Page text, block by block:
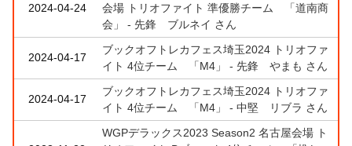
2024-04-24
会場 トリオファイト 準優勝チーム 「道南商
会」 - 先鋒 ブルネイ さん
2024-04-17
ブックオフトレカフェス埼玉2024 トリオファ
イト 4位チーム 「M4」 - 先鋒 やまも さん
2024-04-17
ブックオフトレカフェス埼玉2024 トリオファ
イト 4位チーム 「M4」 - 中堅 リブラ さん
WGPデラックス2023 Season2 名古屋会場 ト